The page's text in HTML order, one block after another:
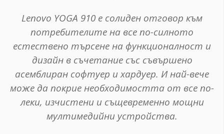
Lenovo YOGA 910 е солиден отговор към
потребителите на все по-силното
естествено търсене на функционалност и
дизайн в съчетание със съвършено
асемблиран софтуер и хардуер. И най-вече
може да покрие необходимостта от все по-
леки, изчистени и същевременно мощни
мултимедийни устройства.